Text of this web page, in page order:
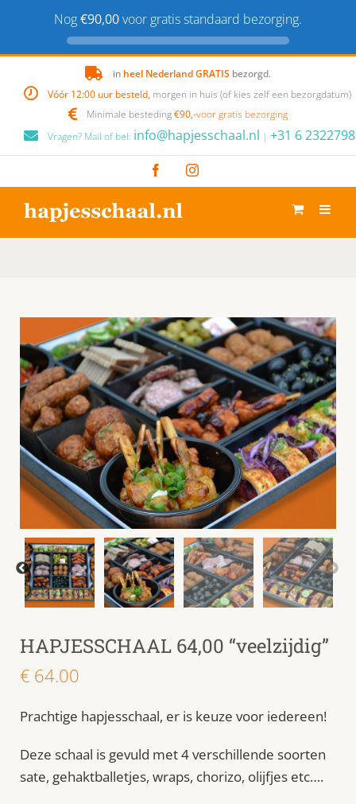
Nog€90,00voor gratis standaard bezorging.
content
in heel Nederland GRATIS bezorgd.
Vóór 12:00 uur besteld, morgen in huis (of kies zelf een bezorgdatum)
Minimale besteding€90,-voor gratis bezorging
Vragen? Mail of bel: info@hapjesschaal.nl | +31 6
FacebookInstagram
HAPJESSCHAAL 64,00 “veelzijdig”
€ 64.00
Prachtige hapjesschaal, er is keuze voor iedereen!
Deze schaal is gevuld met 4 verschillende soorten
sate, gehaktballetjes, wraps, chorizo, olijfjes etc….